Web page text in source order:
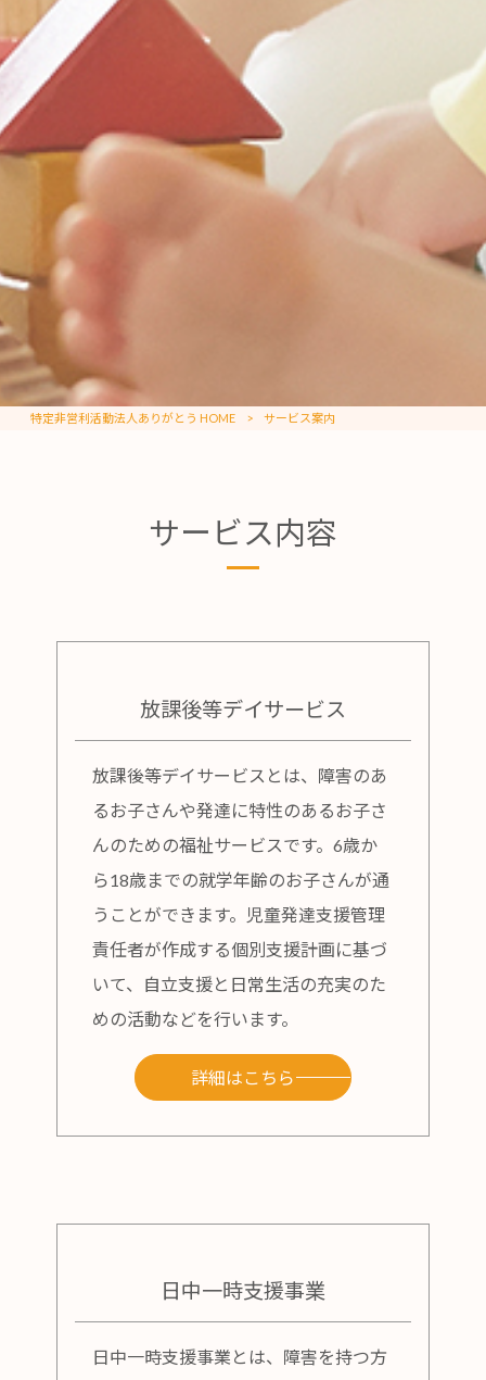
特定非営利活動法人ありがとう HOME > サービス案内
サービス内容
放課後等デイサービス
放課後等デイサービスとは、障害のあ
るお子さんや発達に特性のあるお子さ
んのための福祉サービスです。6歳か
ら18歳までの就学年齢のお子さんが通
うことができます。児童発達支援管理
責任者が作成する個別支援計画に基づ
いて、自立支援と日常生活の充実のた
めの活動などを行います。
詳細はこちら
日中一時支援事業
日中一時支援事業とは、障害を持つ方